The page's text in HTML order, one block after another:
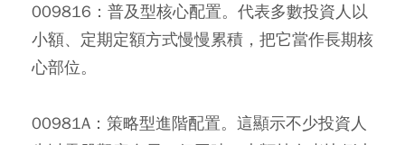
009816： 普及型核心配置。代表多數投資人以
小額、定期定額方式慢慢累積，把它當作長期核
心部位。
00981A： 策略型進階配置。這顯示不少投資人